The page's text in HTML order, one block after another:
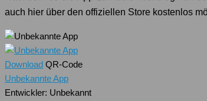
auch hier über den offiziellen Store kostenlos
Download QR-Code
Unbekannte App
Entwickler: Unbekannt